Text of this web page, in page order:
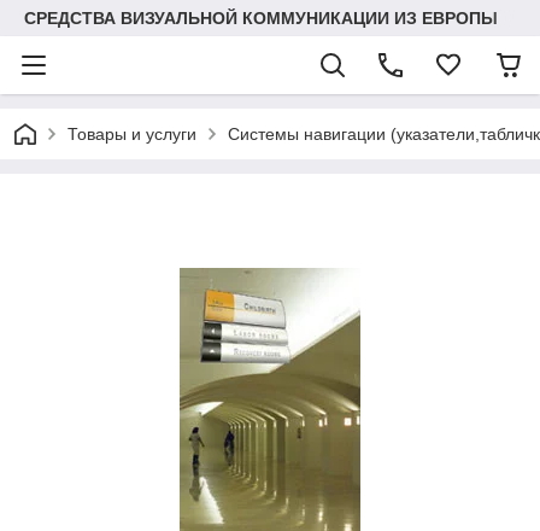
СРЕДСТВА ВИЗУАЛЬНОЙ КОММУНИКАЦИИ ИЗ ЕВРОПЫ
Товары и услуги Системы навигации